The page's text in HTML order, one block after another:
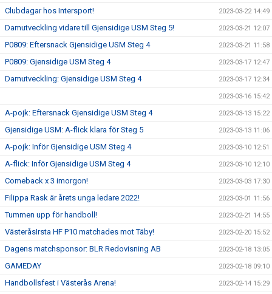
Clubdagar hos Intersport! 2023-03-22 14:49
Damutveckling vidare till Gjensidige USM Steg 5! 2023-03-21 12:07
P0809: Eftersnack Gjensidige USM Steg 4 2023-03-21 11:58
P0809: Gjensidige USM Steg 4 2023-03-17 12:47
Damutveckling: Gjensidige USM Steg 4 2023-03-17 12:34
2023-03-16 15:42
A-pojk: Eftersnack Gjensidige USM Steg 4 2023-03-13 15:22
Gjensidige USM: A-flick klara för Steg 5 2023-03-13 11:06
A-pojk: Inför Gjensidige USM Steg 4 2023-03-10 12:51
A-flick: Inför Gjensidige USM Steg 4 2023-03-10 12:10
Comeback x 3 imorgon! 2023-03-03 17:30
Filippa Rask är årets unga ledare 2022! 2023-03-01 11:56
Tummen upp för handboll! 2023-02-21 14:55
VästeråsIrsta HF P10 matchades mot Täby! 2023-02-20 15:52
Dagens matchsponsor: BLR Redovisning AB 2023-02-18 13:05
GAMEDAY 2023-02-18 09:10
Handbollsfest i Västerås Arena! 2023-02-14 15:29